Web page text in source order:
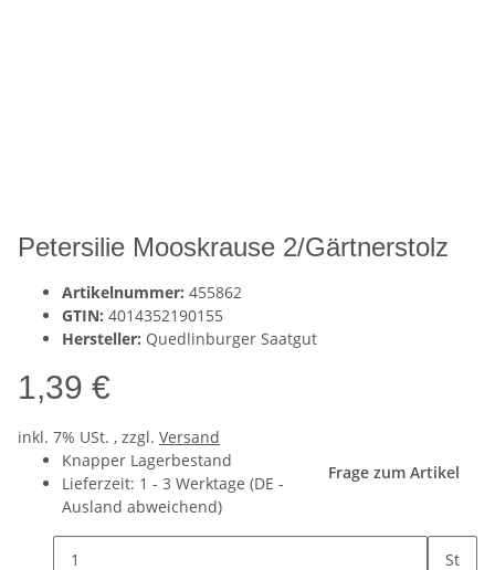
Petersilie Mooskrause 2/Gärtnerstolz
Artikelnummer: 455862
GTIN: 4014352190155
Hersteller: Quedlinburger Saatgut
1,39 €
inkl. 7% USt. , zzgl. Versand
Knapper Lagerbestand
Lieferzeit: 1 - 3 Werktage (DE -
Ausland abweichend)
Frage zum Artikel
St